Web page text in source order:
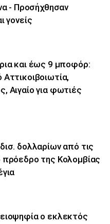
- Προσήχθησαν
γονείς
και έως 9 μποφόρ:
Αιγαίο για φωτιές
δολλαρίων από τις
της Κολομβίας
ο εκλεκτός